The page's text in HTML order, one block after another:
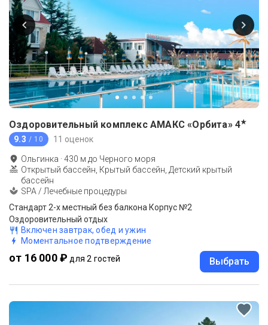
Оздоровительный комплекс АМАКС «Орбита» 4★
9.3 / 10 11 оценок
Ольгинка ·430 м до Черного моря
Открытый бассейн, Крытый бассейн, Детский крытый
бассейн
SPA / Лечебные процедуры
Стандарт 2-х местный без балкона Корпус №2
Оздоровительный отдых
Включен завтрак, обед и ужин
Моментальное подтверждение
от 16 000 ₽ для 2 гостей Выбрать